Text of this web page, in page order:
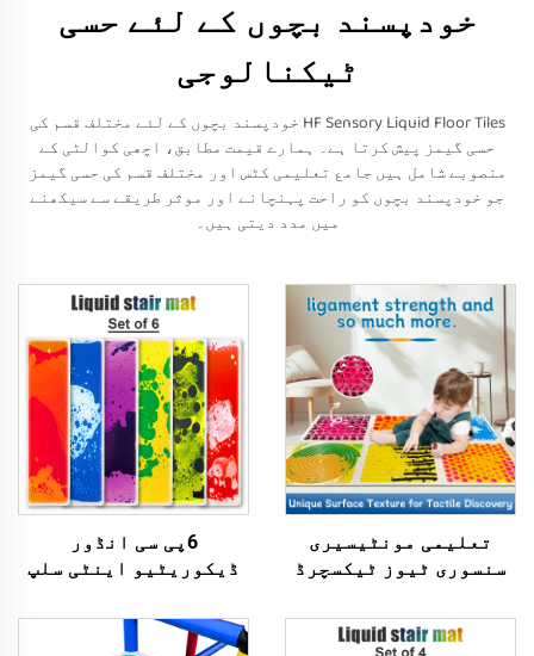
خودپسند بچوں کے لئے حسی
ٹیکنالوجی
HF Sensory Liquid Floor Tiles خودپسند بچوں کے لئے مختلف قسم کی
حسی گیمز پیش کرتا ہے۔ ہمارے قیمت مطابق، اچھی کوالٹی کے
منصوبے شامل ہیں جامع تعلیمی کٹس اور مختلف قسم کی حسی گیمز
جو خودپسند بچوں کو راحت پہنچانے اور موثر طریقے سے سیکھنے
میں مدد دیتی ہیں۔
تعلیمی مونٹیسیری
سنسوری ٹیوز ٹیکسچرڈ
ٹائیلز کڈ پلی میٹ
سنسوری ٹیوز برائے
6پی سی انڈور
ڈیکوریٹیو اینٹی سلپ
تعلیمی طےین سٹائرکیس
فلور میٹ حسی خیلوں کے